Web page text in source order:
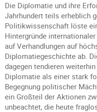
Die Diplomatie und ihre
Jahrhundert teils erheblich
Politikwissenschaft löste
Hintergründe
auf Verhandlungen auf
Diplomatiegeschichte ab.
dagegen tendieren
Diplomatie als einer stark
Begegnung politischer
ein Großteil der Aktionen
unbeachtet, die heute